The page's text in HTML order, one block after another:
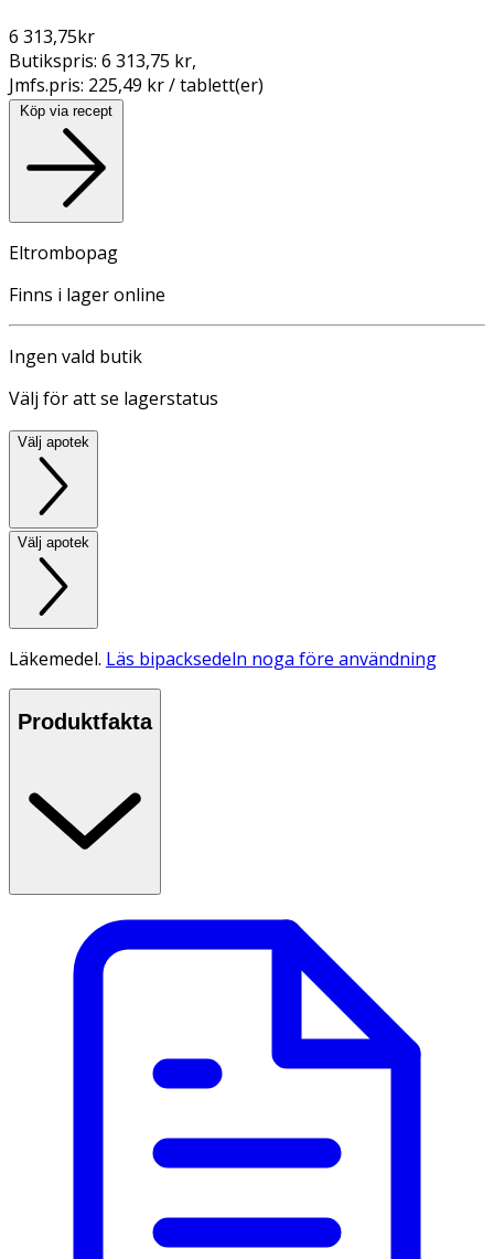
6 313,75kr
Butikspris: 6 313,75 kr,
Jmfs.pris: 225,49 kr / tablett(er)
Köp via recept
Eltrombopag
Finns i lager online
Ingen vald butik
Välj för att se lagerstatus
Välj apotek
Välj apotek
Läkemedel. Läs bipacksedeln noga före användning
Produktfakta